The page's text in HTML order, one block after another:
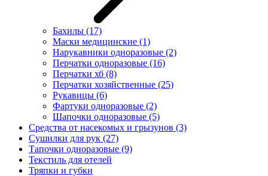
Бахилы (17)
Маски медицинские (1)
Нарукавники одноразовые (2)
Перчатки одноразовые (16)
Перчатки хб (8)
Перчатки хозяйственные (25)
Рукавицы (6)
Фартуки одноразовые (2)
Шапочки одноразовые (5)
Средства от насекомых и грызунов (3)
Сушилки для рук (27)
Тапочки одноразовые (9)
Текстиль для отелей
Тряпки и губки